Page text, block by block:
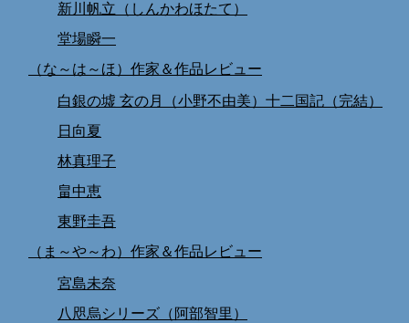
新川帆立（しんかわほたて）
堂場瞬一
（な～は～ほ）作家＆作品レビュー
白銀の墟 玄の月（小野不由美）十二国記（完結）
日向夏
林真理子
畠中恵
東野圭吾
（ま～や～わ）作家＆作品レビュー
宮島未奈
八咫烏シリーズ（阿部智里）